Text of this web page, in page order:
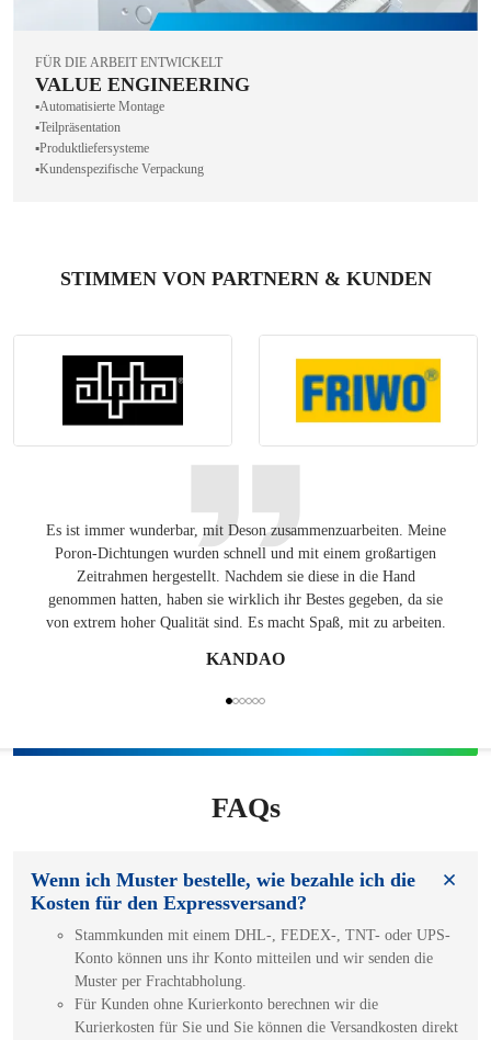
FÜR DIE ARBEIT ENTWICKELT
VALUE ENGINEERING
▪️Automatisierte Montage
▪️Teilpräsentation
▪️Produktliefersysteme
▪️Kundenspezifische Verpackung
STIMMEN VON PARTNERN & KUNDEN
Es ist immer wunderbar, mit Deson zusammenzuarbeiten. Meine
Poron-Dichtungen wurden schnell und mit einem großartigen
Zeitrahmen hergestellt. Nachdem sie diese in die Hand
genommen hatten, haben sie wirklich ihr Bestes gegeben, da sie
von extrem hoher Qualität sind. Es macht Spaß, mit zu arbeiten.
KANDAO
FAQs
Wenn ich Muster bestelle, wie bezahle ich die
Kosten für den Expressversand?
Stammkunden mit einem DHL-, FEDEX-, TNT- oder UPS-
Konto können uns ihr Konto mitteilen und wir senden die
Muster per Frachtabholung.
Für Kunden ohne Kurierkonto berechnen wir die
Kurierkosten für Sie und Sie können die Versandkosten direkt